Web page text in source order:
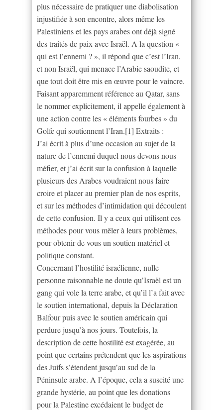
plus nécessaire de pratiquer une diabolisation
injustifiée à son encontre, alors même les
Palestiniens et les pays arabes ont déjà signé
des traités de paix avec Israël. A la question «
qui est l’ennemi ? », il répond que c’est l’Iran,
et non Israël, qui menace l’Arabie saoudite, et
que tout doit être mis en œuvre pour le vaincre.
Faisant apparemment référence au Qatar, sans
le nommer explicitement, il appelle également à
une action contre les « éléments fourbes » du
Golfe qui soutiennent l’Iran.[1] Extraits :
J’ai écrit à plus d’une occasion au sujet de la
nature de l’ennemi duquel nous devons nous
méfier, et j’ai écrit sur la confusion à laquelle
plusieurs des Arabes voudraient nous faire
croire et placer au premier plan de nos esprits,
et sur les méthodes d’intimidation qui découlent
de cette confusion. Il y a ceux qui utilisent ces
méthodes pour vous mêler à leurs problèmes,
pour obtenir de vous un soutien matériel et
politique constant.
Concernant l’hostilité israélienne, nulle
personne raisonnable ne doute qu’Israël est un
gang qui vole la terre arabe, et qu’il l’a fait avec
le soutien international, depuis la Déclaration
Balfour puis avec le soutien américain qui
perdure jusqu’à nos jours. Toutefois, la
description de cette hostilité est exagérée, au
point que certains prétendent que les aspirations
des Juifs s’étendent jusqu’au sud de la
Péninsule arabe. A l’époque, cela a suscité une
grande hystérie, au point que les donations
pour la Palestine excédaient le budget de